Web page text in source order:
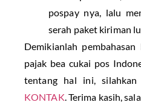
pospay nya, lalu
serah paket kiriman
Demikianlah
pajak bea cukai pos
tentang hal ini, silahkan
KONTAK. Terima kasih,